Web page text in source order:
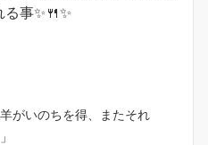
事✨🍴✨
がいのちを得、またそれ